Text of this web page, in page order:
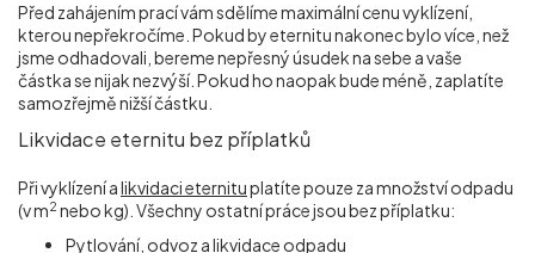
Před zahájením prací vám sdělíme maximální cenu vyklízení,
kterou nepřekročíme. Pokud by eternitu nakonec bylo více, než
jsme odhadovali, bereme nepřesný úsudek na sebe a vaše
částka se nijak nezvýší. Pokud ho naopak bude méně, zaplatíte
samozřejmě nižší částku.
Likvidace eternitu bez příplatků
Při vyklízení alikvidaci eternituplatíte pouze za množství odpadu
(v m2 nebo kg). Všechny ostatní práce jsou bez příplatku:
Pytlování, odvoz a likvidace odpadu